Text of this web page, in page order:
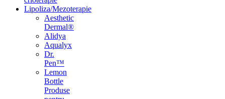
Lipoliza/Mezoterapie
Aesthetic
Dermal®
Alidya
Aqualyx
Dr.
Pen™
Lemon
Bottle
Produse